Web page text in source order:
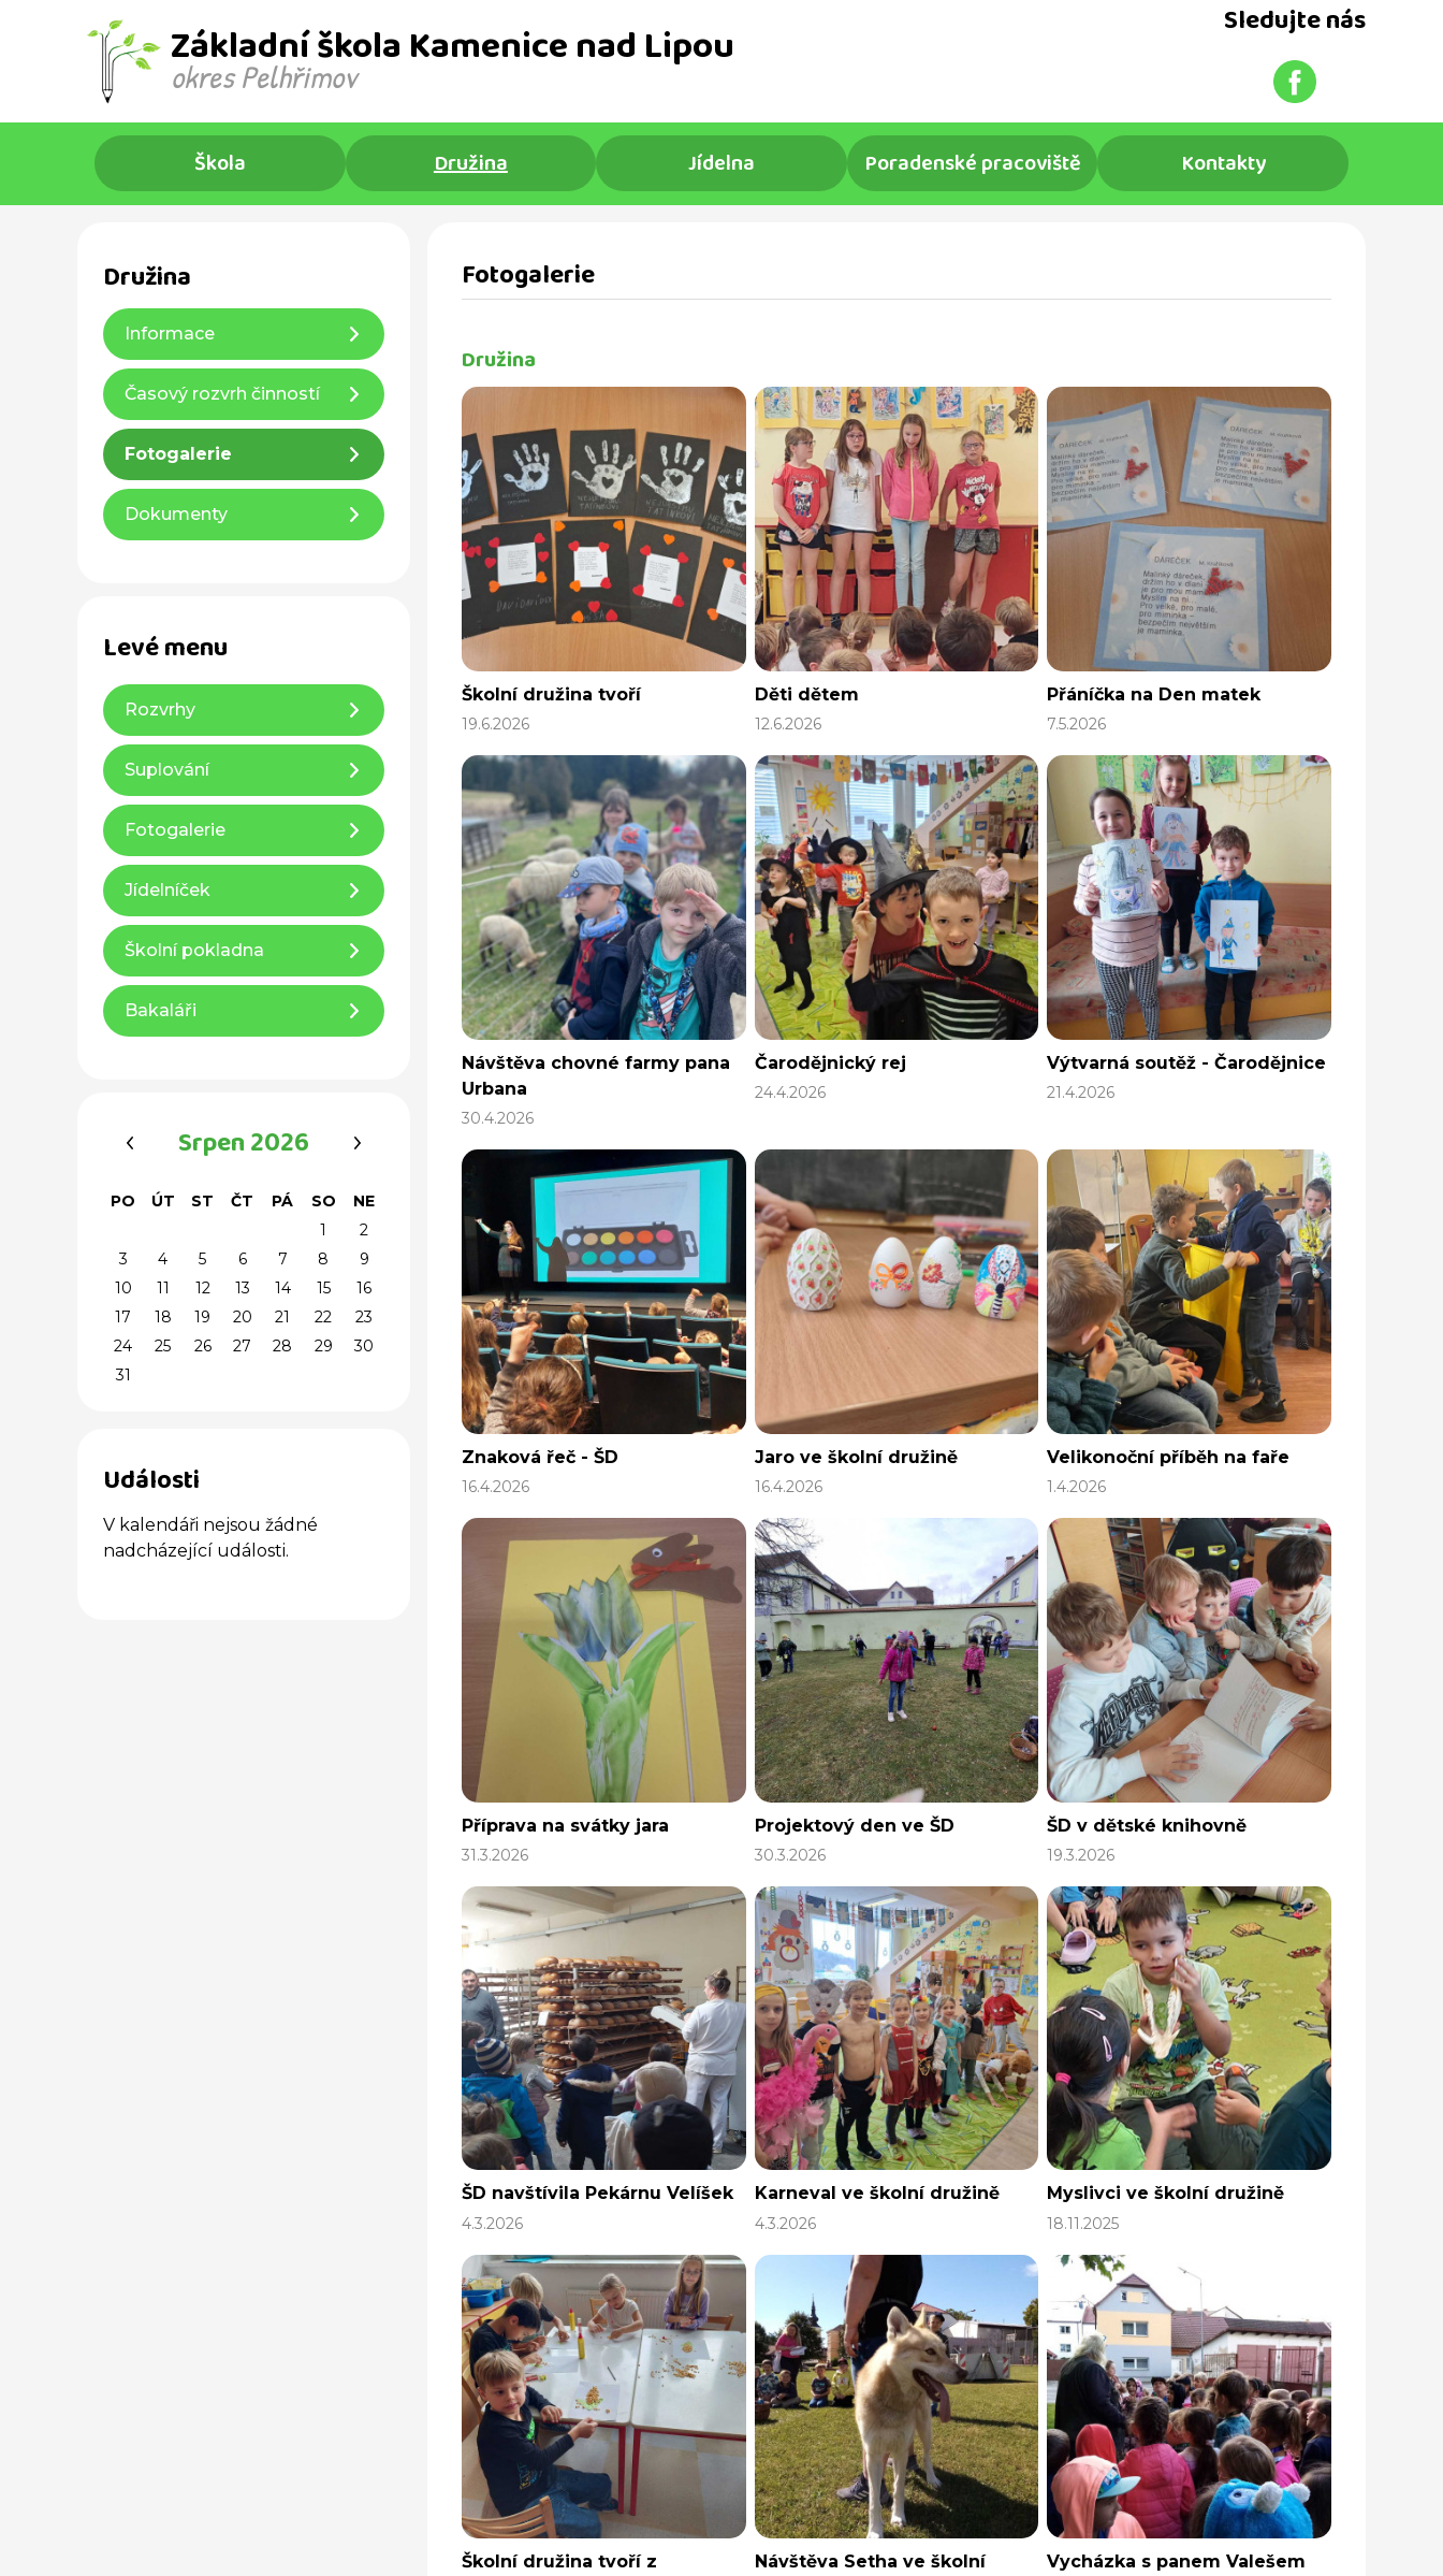
Základní škola Kamenice nad Lipou
okres Pelhřimov ​
Sledujte nás
Škola Družina Jídelna Poradenské pracoviště Kontakty
Fotogalerie
Družina
Školní družina tvoří
19.6.2026
Děti dětem
12.6.2026
Přáníčka na Den matek
7.5.2026
Návštěva chovné farmy pana
Urbana
30.4.2026
Čarodějnický rej
24.4.2026
Výtvarná soutěž - Čarodějnice
21.4.2026
Znaková řeč - ŠD
16.4.2026
Jaro ve školní družině
16.4.2026
Velikonoční příběh na faře
1.4.2026
Příprava na svátky jara
31.3.2026
Projektový den ve ŠD
30.3.2026
ŠD v dětské knihovně
19.3.2026
ŠD navštívila Pekárnu Velíšek
4.3.2026
Karneval ve školní družině
4.3.2026
Myslivci ve školní družině
18.11.2025
Školní družina tvoří z
Návštěva Setha ve školní
Vycházka s panem Valešem
Družina
Informace
Časový rozvrh činností
Fotogalerie
Dokumenty
Levé menu
Rozvrhy
Suplování
Fotogalerie
Jídelníček
Školní pokladna
Bakaláři
Srpen 2026
PO ÚT ST ČT PÁ SO
NE
1
2
3
4 5 6 7 8
9
10
11 12 13 14 15
16
17
18 19 20 21 22
23
24
25 26 27 28 29
30
31
Události
V kalendáři nejsou žádné
nadcházející události.